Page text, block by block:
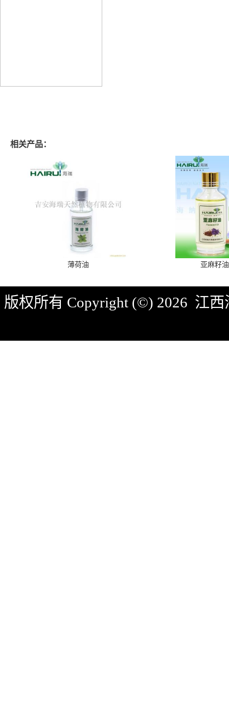
相关产品：
薄荷油 亚麻籽
版权所有 Copyright (©) 2026 江西